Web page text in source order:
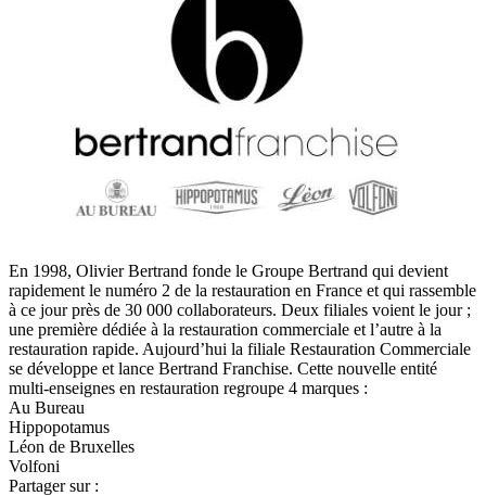
En 1998, Olivier Bertrand fonde le Groupe Bertrand qui devient
rapidement le numéro 2 de la restauration en France et qui rassemble
à ce jour près de 30 000 collaborateurs. Deux filiales voient le jour ;
une première dédiée à la restauration commerciale et l’autre à la
restauration rapide. Aujourd’hui la filiale Restauration Commerciale
se développe et lance Bertrand Franchise. Cette nouvelle entité
multi-enseignes en restauration regroupe 4 marques :
Au Bureau
Hippopotamus
Léon de Bruxelles
Volfoni
Partager sur :